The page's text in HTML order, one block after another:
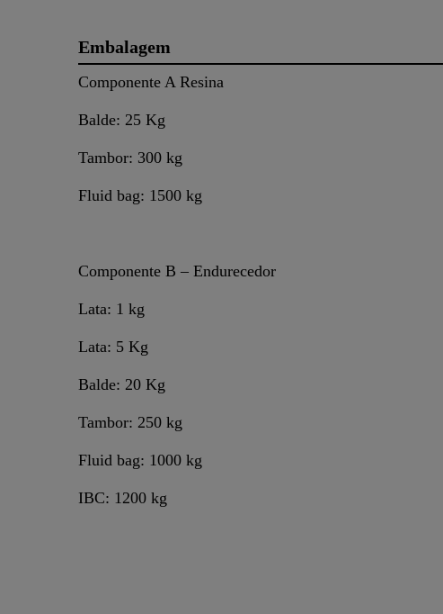
Embalagem
Componente A Resina
Balde: 25 Kg
Tambor: 300 kg
Fluid bag: 1500 kg
Componente B – Endurecedor
Lata: 1 kg
Lata: 5 Kg
Balde: 20 Kg
Tambor: 250 kg
Fluid bag: 1000 kg
IBC: 1200 kg